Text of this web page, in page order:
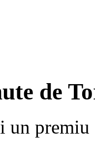
de
un premiu